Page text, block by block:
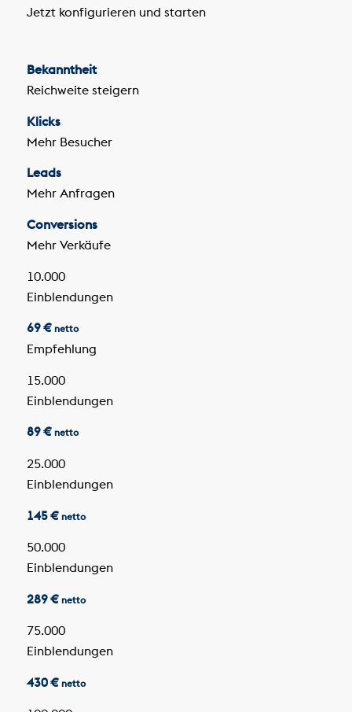
Jetzt konfigurieren und starten
Bekanntheit
Reichweite steigern
Klicks
Mehr Besucher
Leads
Mehr Anfragen
Conversions
Mehr Verkäufe
10.000
Einblendungen
69 € netto
Empfehlung
15.000
Einblendungen
89 € netto
25.000
Einblendungen
145 € netto
50.000
Einblendungen
289 € netto
75.000
Einblendungen
430 € netto